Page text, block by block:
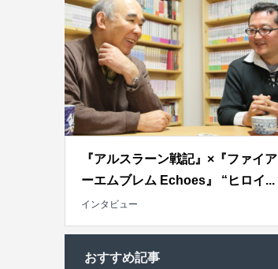
『アルスラーン戦記』×『ファイア
ーエムブレム Echoes』 “ヒロイ...
インタビュー
おすすめ記事